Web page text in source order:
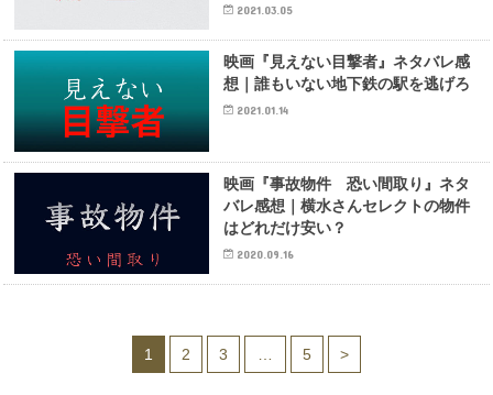
2021.03.05
映画『見えない目撃者』ネタバレ感
想｜誰もいない地下鉄の駅を逃げろ
2021.01.14
映画『事故物件 恐い間取り』ネタ
バレ感想｜横水さんセレクトの物件
はどれだけ安い？
2020.09.16
1 2 3 5 >